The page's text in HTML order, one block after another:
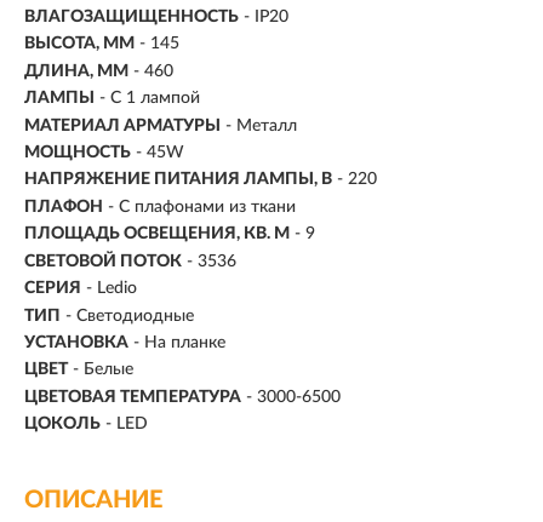
ВЛАГОЗАЩИЩЕННОСТЬ - IP20
ВЫСОТА, ММ - 145
ДЛИНА, ММ - 460
ЛАМПЫ
- С 1 лампой
МАТЕРИАЛ АРМАТУРЫ
- Металл
МОЩНОСТЬ - 45W
НАПРЯЖЕНИЕ ПИТАНИЯ ЛАМПЫ, В - 220
ПЛАФОН - С плафонами из ткани
ПЛОЩАДЬ ОСВЕЩЕНИЯ, КВ. М - 9
СВЕТОВОЙ ПОТОК - 3536
СЕРИЯ - Ledio
ТИП - Светодиодные
УСТАНОВКА - На планке
ЦВЕТ - Белые
ЦВЕТОВАЯ ТЕМПЕРАТУРА - 3000-6500
ЦОКОЛЬ - LED
ОПИСАНИЕ